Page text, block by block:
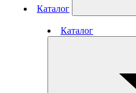
Каталог
Каталог